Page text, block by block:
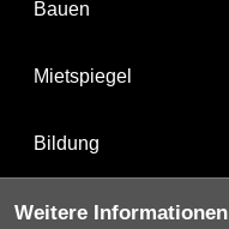
Bauen
Mietspiegel
Bildung
Weitere Informationen